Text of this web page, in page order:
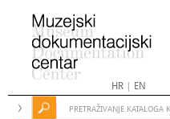
HR| EN
PRETRAŽIVANJE KATALOGA